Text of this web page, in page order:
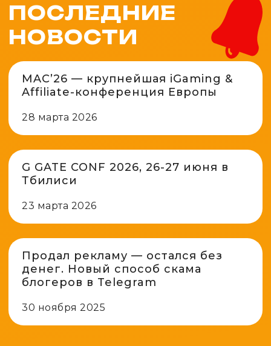
ПОСЛЕДНИЕ
НОВОСТИ
MAC’26 — крупнейшая iGaming &
Affiliate-конференция Европы
28 марта 2026
G GATE CONF 2026, 26-27 июня в
Тбилиси
23 марта 2026
Продал рекламу — остался без
денег. Новый способ скама
блогеров в Telegram
30 ноября 2025